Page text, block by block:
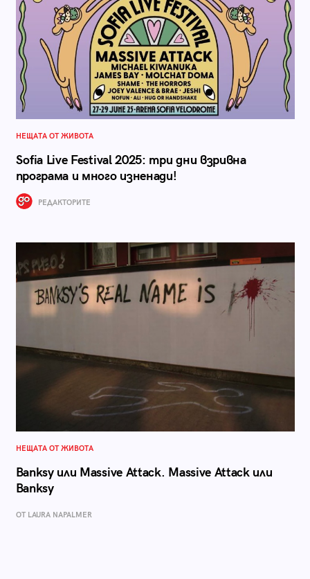
НЕЩАТА ОТ ЖИВОТА
Sofia Live Festival 2025: три дни взривна
програма и много изненади!
РЕДАКТОРИТЕ
НЕЩАТА ОТ ЖИВОТА
Banksy или Massive Attack. Massive Attack или
Banksy
ОТ LAURA NAPALMER